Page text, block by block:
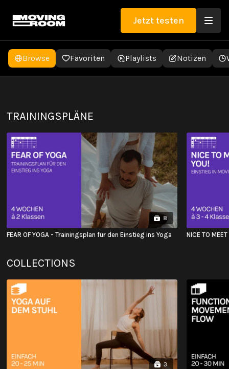
Jetzt testen
Browse Favoriten Playlists Notizen
TRAININGSPLÄNE
8
FEAR OF YOGA - Trainingsplan für den Einstieg ins Yoga NICE TO
COLLECTIONS
3